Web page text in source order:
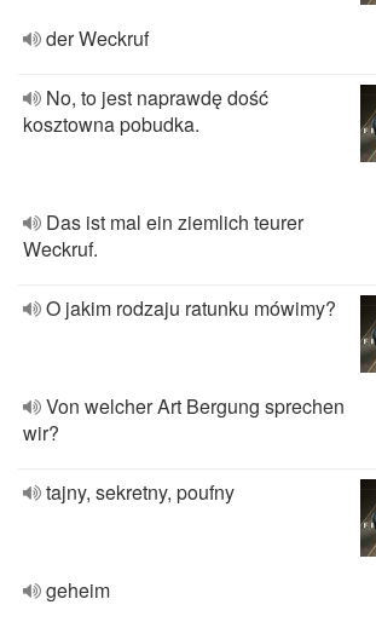
der Weckruf
No, to jest naprawdę dość
kosztowna pobudka.
Das ist mal ein ziemlich teurer
Weckruf.
O jakim rodzaju ratunku mówimy?
Von welcher Art Bergung sprechen
wir?
tajny, sekretny, poufny
geheim